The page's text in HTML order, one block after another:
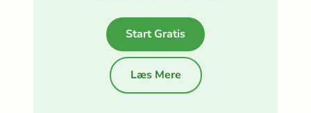
Start Gratis
Læs Mere